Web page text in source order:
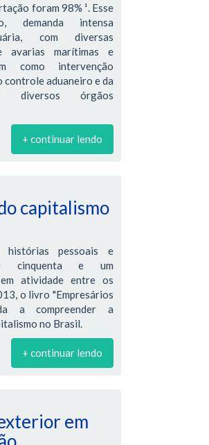
foram 98% ¹. Esse
demanda intensa
com diversas
avarias marítimas e
como intervenção
controle aduaneiro e da
diversos órgãos
+ continuar lendo
capitalismo
histórias pessoais e
cinquenta e um
em atividade entre os
o livro "Empresários
a compreender a
no Brasil.
+ continuar lendo
em